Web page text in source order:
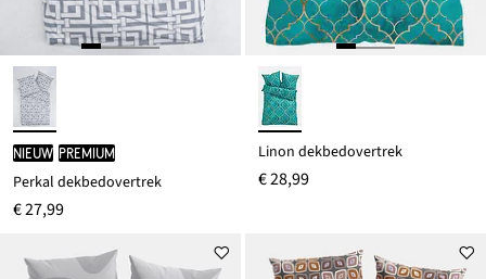
Nieuw PREMIUM
Perkal dekbedovertrek
€ 27,99
Linon dekbedovertrek
€ 28,99